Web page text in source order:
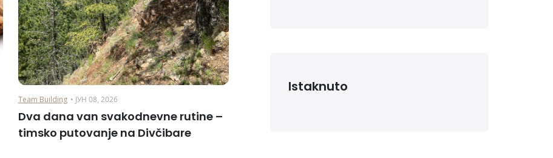
Team Building • ЈУН 08, 2026
Dva dana van svakodnevne rutine –
timsko putovanje na Divčibare
Istaknuto